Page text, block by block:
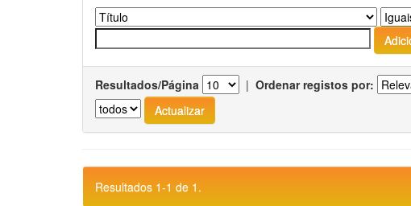
Resultados/Página | Ordenar registos por:
Resultados 1-1 de 1.